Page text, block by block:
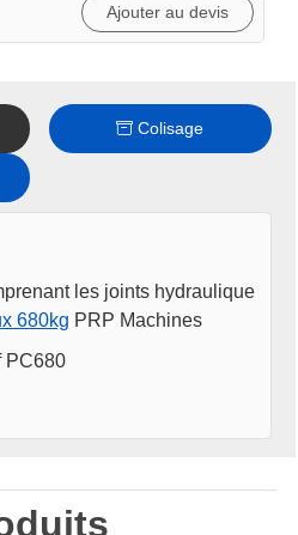
Ajouter au devis
Colisage
les joints hydraulique
680kg PRP Machines
PC680